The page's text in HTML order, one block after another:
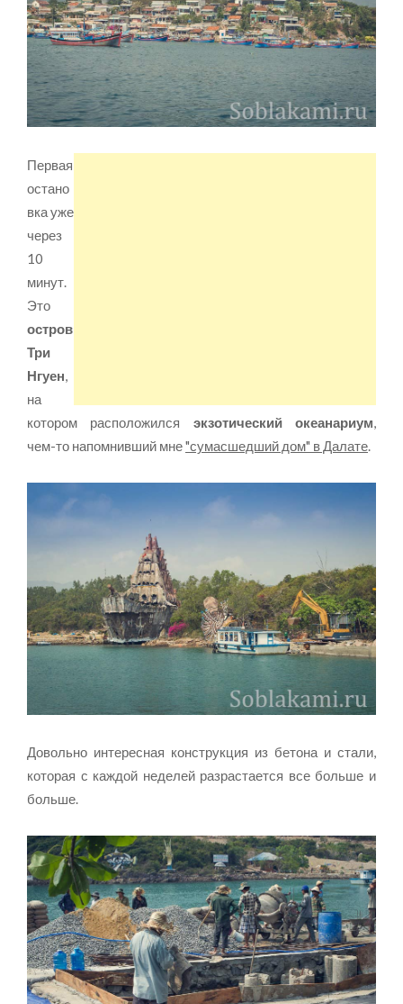
Первая
остано
вка уже
через
10
минут.
Это
остров
Три
Нгуен
на
котором расположился экзотический океанариум
чем-то напомнивший мне"сумасшедший дом" в Далате
Довольно интересная конструкция из бетона и стали,
которая с каждой неделей разрастается все больше и
больше.